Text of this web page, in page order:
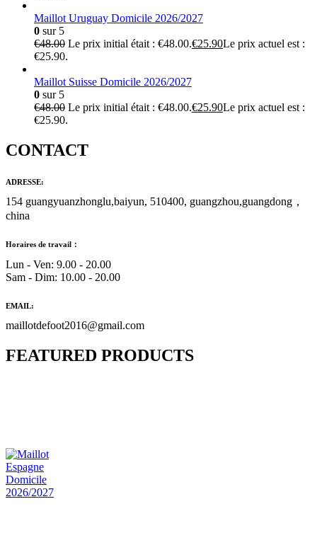
Maillot Uruguay Domicile 2026/2027
0 sur 5
€48.00 Le prix initial était : €48.00.€25.90Le prix actuel est :
€25.90.
Maillot Suisse Domicile 2026/2027
0 sur 5
€48.00 Le prix initial était : €48.00.€25.90Le prix actuel est :
€25.90.
CONTACT
ADRESSE:
154 guangyuanzhonglu,baiyun, 510400, guangzhou,guangdong，
china
Horaires de travail：
Lun - Ven: 9.00 - 20.00
Sam - Dim: 10.00 - 20.00
EMAIL:
maillotdefoot2016@gmail.com
FEATURED PRODUCTS